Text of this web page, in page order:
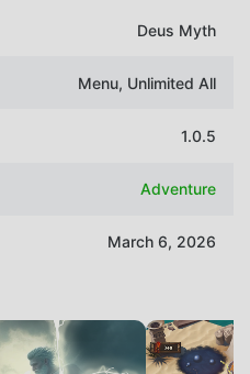
Deus Myth
Menu, Unlimited All
1.0.5
Adventure
March 6, 2026